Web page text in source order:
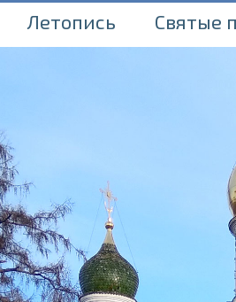
Летопись Святые